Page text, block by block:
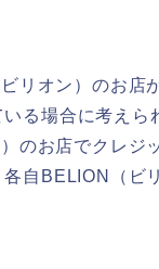
リオン）のお店
る場合に考えら
のお店でクレジ
自BELION（ビ